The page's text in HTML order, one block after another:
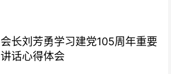
会长刘芳勇学习建党105周年重要
讲话心得体会